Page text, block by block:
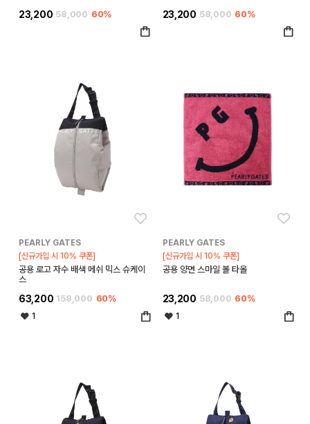
23,200 58,000 60% 23,200 58,000 60%
PEARLY GATES
[신규가입 시 10% 쿠폰]
공용 로고 자수 배색 메쉬 믹스 슈케이
스
63,200 158,000 60%
1
PEARLY GATES
[신규가입 시 10% 쿠폰]
공용 양면 스마일 볼 타올
23,200 58,000 60%
1